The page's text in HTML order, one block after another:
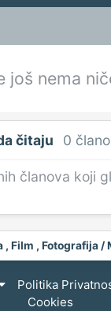
još nema
čitaju 0
članova koji
, Film , Fotografija
Politika
Cookies